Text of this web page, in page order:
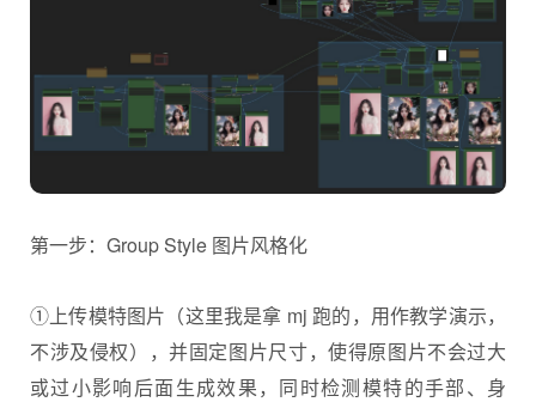
第一步：Group Style 图片风格化
①上传模特图片（这里我是拿 mj 跑的，用作教学演示，
不涉及侵权），并固定图片尺寸，使得原图片不会过大
或过小影响后面生成效果，同时检测模特的手部、身